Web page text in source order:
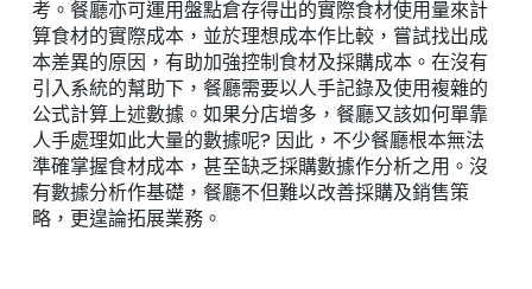
考。餐廳亦可運用盤點倉存得出的實際食材使用量來計
算食材的實際成本，並於理想成本作比較，嘗試找出成
本差異的原因，有助加強控制食材及採購成本。在沒有
引入系統的幫助下，餐廳需要以人手記錄及使用複雜的
公式計算上述數據。如果分店增多，餐廳又該如何單靠
人手處理如此大量的數據呢? 因此，不少餐廳根本無法
準確掌握食材成本，甚至缺乏採購數據作分析之用。沒
有數據分析作基礎，餐廳不但難以改善採購及銷售策
略，更遑論拓展業務。